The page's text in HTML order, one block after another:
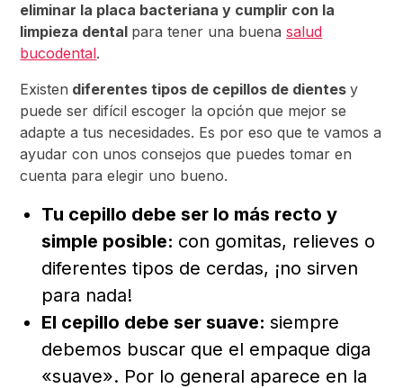
eliminar la placa bacteriana y cumplir con la
limpieza dental para tener una buenasalud
bucodental.
Existen diferentes tipos de cepillos de dientesy
puede ser difícil escoger la opción que mejor se
adapte a tus necesidades. Es por eso que te vamos a
ayudar con unos consejos que puedes tomar en
cuenta para elegir uno bueno.
Tu cepillo debe ser lo más recto y
simple posible: con gomitas, relieves o
diferentes tipos de cerdas, ¡no sirven
para nada!
El cepillo debe ser suave:siempre
debemos buscar que el empaque diga
«suave». Por lo general aparece en la